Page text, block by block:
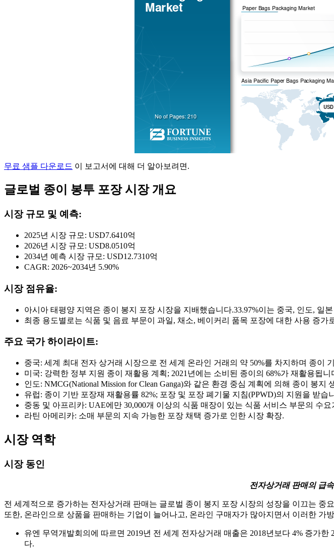
무료 샘플 다운로드 이 보고서에 대해 더 알아보려면.
글로벌 종이 봉투 포장 시장 개요
시장 규모 및 예측:
2025년 시장 규모: USD7.6410억
2026년 시장 규모: USD8.0510억
2034년 예측 시장 규모: USD12.7310억
CAGR: 2026~2034년 5.90%
시장 점유율:
아시아 태평양 지역은 종이 봉지 포장 시장을 지배했습니다.33.97%이는 중국, 인도, 일
최종 용도별로는 식품 및 음료 부문이 과일, 채소, 베이커리 품목 포장에 대한 사용 증가
주요 국가 하이라이트:
중국: 세계 최대 전자 상거래 시장으로 전 세계 온라인 거래의 약 50%를 차지하며 종이
미국: 강력한 정부 지원 종이 재활용 계획; 2021년에는 소비된 종이의 68%가 재활용됩니
인도: NMCG(National Mission for Clean Ganga)와 같은 환경 중심 계획에 의해 종이 봉지
유럽: 종이 기반 포장재 재활용률 82%; 포장 및 포장 폐기물 지침(PPWD)의 지원을 받습
중동 및 아프리카: UAE에만 30,000개 이상의 식품 매장이 있는 식품 서비스 부문의 수
라틴 아메리카: 소매 부문의 지속 가능한 포장 채택 증가로 인한 시장 확장.
시장 역학
시장 동인
전자상거래 판매의 급
전 세계적으로 증가하는 전자상거래 판매는 글로벌 종이 봉지 포장 시장의 성장을 이끄는
또한, 온라인으로 상품을 판매하는 기업이 늘어나고, 온라인 구매자가 많아지면서 이러한
유엔 무역개발회의에 따르면 2019년 전 세계 전자상거래 매출은 2018년보다 4% 증가한
다.